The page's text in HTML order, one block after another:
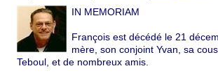
IN MEMORIAM
François est décédé le 21
mère, son conjoint Yvan, sa
Teboul, et de nombreux amis.